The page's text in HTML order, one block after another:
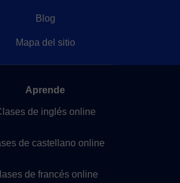
Blog
Mapa del sitio
Aprende
de inglés online
de castellano online
de francés online